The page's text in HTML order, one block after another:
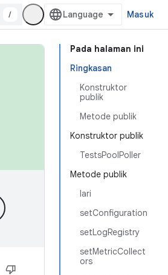
/ Masuk
Pada halaman ini
Ringkasan
Konstruktor
publik
Metode publik
Konstruktor publik
TestsPoolPoller
Metode publik
lari
setConfiguration
setLogRegistry
setMetricCollect
ors